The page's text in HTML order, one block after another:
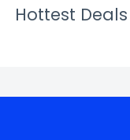
Hottest Deals